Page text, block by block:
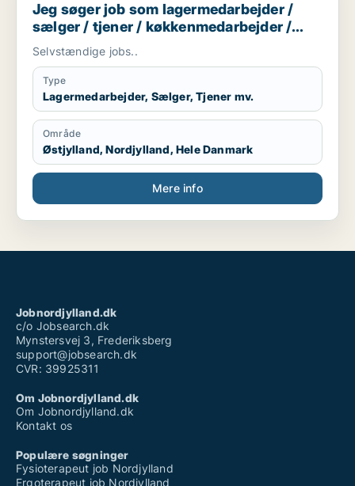
Jeg søger job som lagermedarbejder /
sælger / tjener / køkkenmedarbejder /
butiksmedarbejder
Selvstændige jobs..
Type
Lagermedarbejder, Sælger, Tjener mv.
Område
Østjylland, Nordjylland, Hele Danmark
Mere info
Jobnordjylland.dk
c/o Jobsearch.dk
Mynstersvej 3, Frederiksberg
support@jobsearch.dk
CVR: 39925311
Om Jobnordjylland.dk
Om Jobnordjylland.dk
Kontakt os
Populære søgninger
Fysioterapeut job Nordjylland
Ergoterapeut job Nordjylland